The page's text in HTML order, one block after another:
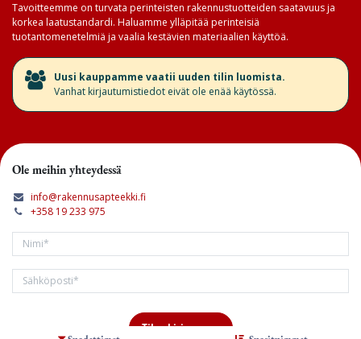
Tavoitteemme on turvata perinteisten rakennustuotteiden saatavuus ja
korkea laatustandardi. Haluamme ylläpitää perinteisiä
tuotantomenetelmiä ja vaalia kestävien materiaalien käyttöä.
​Uusi kauppamme vaatii uuden tilin luomista.
Vanhat kirjautumistiedot eivät ole enää käytössä.
Ole meihin yhteydessä
info@rakennusapteekki.fi
+358 19 233 975
Tilaa kirjeemme